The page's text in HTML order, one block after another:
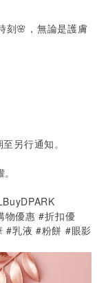
刻🌸，無論是護膚
另行通知。
物優惠 #折扣優
#乳液 #粉餅 #眼影